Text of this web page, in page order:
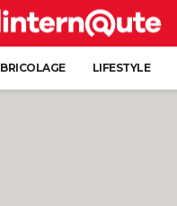
BRICOLAGE LIFESTYLE